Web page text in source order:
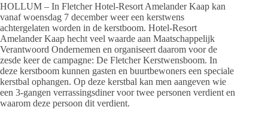
HOLLUM – In Fletcher Hotel-Resort Amelander Kaap kan
vanaf woensdag 7 december weer een kerstwens
achtergelaten worden in de kerstboom. Hotel-Resort
Amelander Kaap hecht veel waarde aan Maatschappelijk
Verantwoord Ondernemen en organiseert daarom voor de
zesde keer de campagne: De Fletcher Kerstwensboom. In
deze kerstboom kunnen gasten en buurtbewoners een speciale
kerstbal ophangen. Op deze kerstbal kan men aangeven wie
een 3-gangen verrassingsdiner voor twee personen verdient en
waarom deze persoon dit verdient.